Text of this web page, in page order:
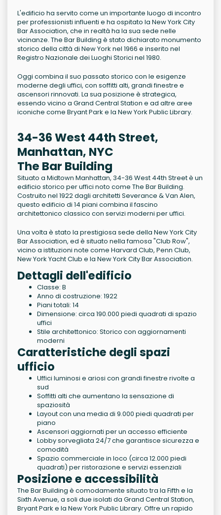
L'edificio ha servito come un importante luogo di incontro
per professionisti influenti e ha ospitato la New York City
Bar Association, che in realtà ha la sua sede nelle
vicinanze. The Bar Building è stato dichiarato monumento
storico della città di New York nel 1966 e inserito nel
Registro Nazionale dei Luoghi Storici nel 1980.
Oggi combina il suo passato storico con le esigenze
moderne degli uffici, con soffitti alti, grandi finestre e
ascensori rinnovati. La sua posizione è strategica,
essendo vicino a Grand Central Station e ad altre aree
iconiche come Bryant Park e la New York Public Library.
34-36 West 44th Street,
Manhattan, NYC
The Bar Building
Situato a Midtown Manhattan, 34-36 West 44th Street è un
edificio storico per uffici noto come The Bar Building.
Costruito nel 1922 dagli architetti Severance & Van Alen,
questo edificio di 14 piani combina il fascino
architettonico classico con servizi moderni per uffici.
Una volta è stato la prestigiosa sede della New York City
Bar Association, ed è situato nella famosa "Club Row",
vicino a istituzioni note come Harvard Club, Penn Club,
New York Yacht Club e la New York City Bar Association.
Dettagli dell'edificio
Classe: B
Anno di costruzione: 1922
Piani totali: 14
Dimensione: circa 190.000 piedi quadrati di spazio
uffici
Stile architettonico: Storico con aggiornamenti
moderni
Caratteristiche degli spazi
ufficio
Uffici luminosi e ariosi con grandi finestre rivolte a
sud
Soffitti alti che aumentano la sensazione di
spaziosità
Layout con una media di 9.000 piedi quadrati per
piano
Ascensori aggiornati per un accesso efficiente
Lobby sorvegliata 24/7 che garantisce sicurezza e
comodità
Spazio commerciale in loco (circa 12.000 piedi
quadrati) per ristorazione e servizi essenziali
Posizione e accessibilità
The Bar Building è comodamente situato tra la Fifth e la
Sixth Avenue, a soli due isolati da Grand Central Station,
Bryant Park e la New York Public Library. Offre un rapido